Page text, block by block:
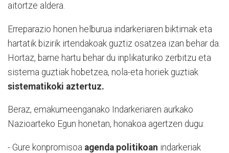
aitortze aldera.
Erreparazio honen helburua indarkeriaren biktimak eta
hartatik bizirik irtendakoak guztiz osatzea izan behar da.
Hortaz, barne hartu behar du inplikaturiko zerbitzu eta
sistema guztiak hobetzea, nola-eta horiek guztiak
sistematikoki aztertuz.
Beraz, emakumeenganako Indarkeriaren aurkako
Nazioarteko Egun honetan, honakoa agertzen dugu:
- Gure konpromisoa agenda politikoan indarkeriak